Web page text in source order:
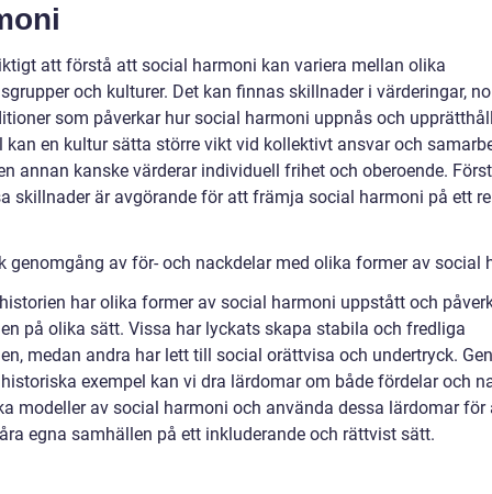
att förstå att social harmoni kan variera mellan olika
och kulturer. Det kan finnas skillnader i värderingar,
som påverkar hur social harmoni uppnås och
kan en kultur sätta större vikt vid kollektivt ansvar och
annan kanske värderar individuell frihet och oberoende.
skillnader är avgörande för att främja social harmoni på ett
genomgång av för- och nackdelar med olika former av social
har olika former av social harmoni uppstått och
på olika sätt. Vissa har lyckats skapa stabila och fredliga
medan andra har lett till social orättvisa och undertryck.
exempel kan vi dra lärdomar om både fördelar och
modeller av social harmoni och använda dessa lärdomar för
egna samhällen på ett inkluderande och rättvist sätt.